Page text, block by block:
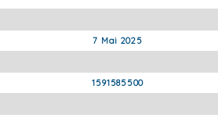
7 Mai 2025
1591585500